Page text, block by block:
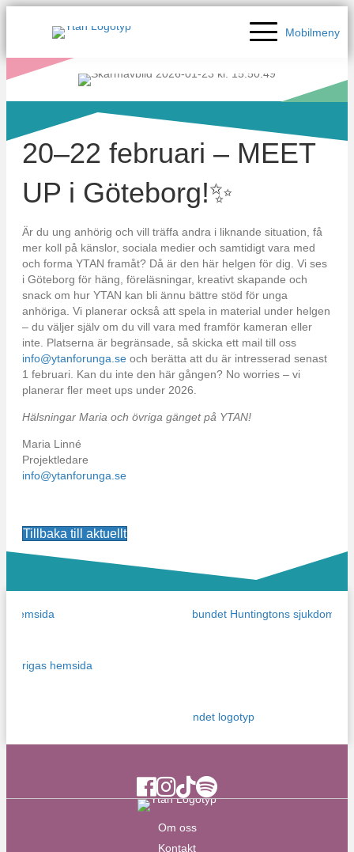
Mobilmeny
20–22 februari – MEET
UP i Göteborg!✨
Är du ung anhörig och vill träffa andra i liknande situation, få
mer koll på känslor, sociala medier och samtidigt vara med
och forma YTAN framåt? Då är den här helgen för dig. Vi ses
i Göteborg för häng, föreläsningar, kreativt skapande och
snack om hur YTAN kan bli ännu bättre stöd för unga
anhöriga. Vi planerar också att spela in material under helgen
– du väljer själv om du vill vara med framför kameran eller
inte. Platserna är begränsade, så skicka ett mail till oss
info@ytanforunga.se och berätta att du är intresserad senast
1 februari. Kan du inte den här gången? No worries – vi
planerar fler meet ups under 2026.
Hälsningar Maria och övriga gänget på YTAN!
Maria Linné
Projektledare
info@ytanforunga.se
Tillbaka till aktuellt
Ytan Facebook
Ytan Instagram
Ytan TikTok
Ytan Spotify
Om oss
Kontakt